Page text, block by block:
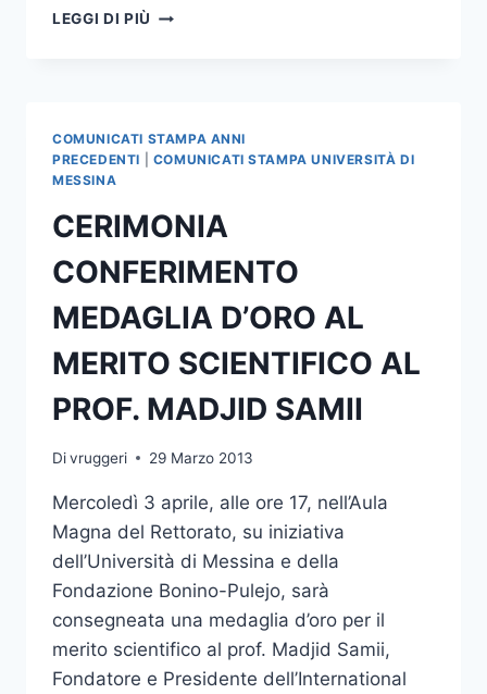
LEGGI DI PIÙ MESSAGGERI
PROGETTO
STARTUPS
COMUNICATI STAMPA ANNI
PRECEDENTI
COMUNICATI STAMPA UNIVERSITÀ DI
MESSINA
CERIMONIA
CONFERIMENTO
MEDAGLIA D’ORO AL
MERITO SCIENTIFICO AL
PROF. MADJID SAMII
Divruggeri 29 Marzo 2013
Mercoledì 3 aprile, alle ore 17, nell’Aula
Magna del Rettorato, su iniziativa
dell’Università di Messina e della
Fondazione Bonino-Pulejo, sarà
consegneata una medaglia d’oro per il
merito scientifico al prof. Madjid Samii,
Fondatore e Presidente dell’International